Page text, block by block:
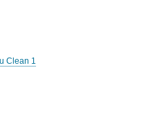
Clean 1